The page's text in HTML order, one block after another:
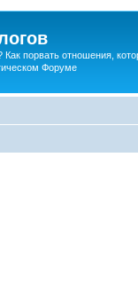
Как порвать отношения,
Форуме